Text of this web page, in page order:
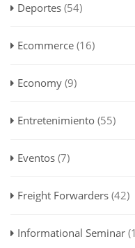
Deportes (54)
Ecommerce (16)
Economy (9)
Entretenimiento (55)
Eventos (7)
Freight Forwarders (42)
Informational Seminar